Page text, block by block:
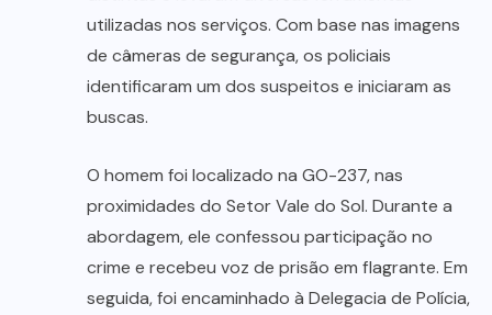
utilizadas nos serviços. Com base nas imagens
de câmeras de segurança, os policiais
identificaram um dos suspeitos e iniciaram as
buscas.
O homem foi localizado na GO-237, nas
proximidades do Setor Vale do Sol. Durante a
abordagem, ele confessou participação no
crime e recebeu voz de prisão em flagrante. Em
seguida, foi encaminhado à Delegacia de Polícia,